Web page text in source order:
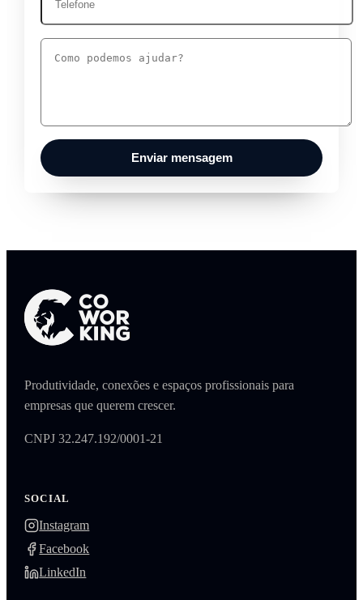
Enviar mensagem
Produtividade, conexões e espaços profissionais para
empresas que querem crescer.
CNPJ 32.247.192/0001-21
SOCIAL
Instagram
Facebook
LinkedIn